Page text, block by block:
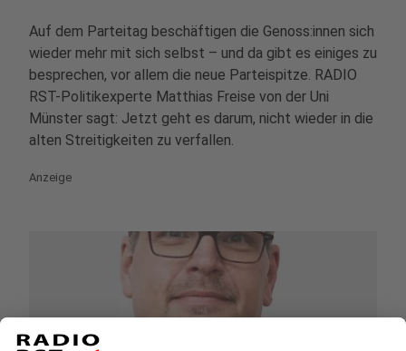
Auf dem Parteitag beschäftigen die Genoss:innen sich
wieder mehr mit sich selbst – und da gibt es einiges zu
besprechen, vor allem die neue Parteispitze. RADIO
RST-Politikexperte Matthias Freise von der Uni
Münster sagt: Jetzt geht es darum, nicht wieder in die
alten Streitigkeiten zu verfallen.
Anzeige